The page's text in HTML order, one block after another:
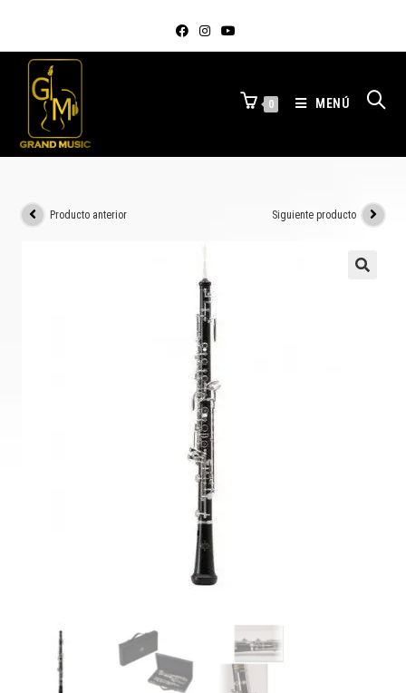
0 MENÚ
Producto anterior Siguiente producto